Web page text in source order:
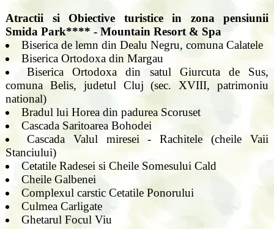
Atractii si Obiective turistice in zona pensiunii
Smida Park**** - Mountain Resort & Spa
Biserica de lemn din Dealu Negru, comuna Calatele
Biserica Ortodoxa din Margau
Biserica Ortodoxa din satul Giurcuta de Sus,
comuna Belis, judetul Cluj (sec. XVIII, patrimoniu
national)
Bradul lui Horea din padurea Scoruset
Cascada Saritoarea Bohodei
Cascada Valul miresei - Rachitele (cheile Vaii
Stanciului)
Cetatile Radesei si Cheile Somesului Cald
Cheile Galbenei
Complexul carstic Cetatile Ponorului
Culmea Carligate
Ghetarul Focul Viu